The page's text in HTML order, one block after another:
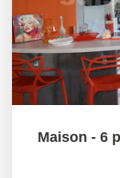
Maison - 6